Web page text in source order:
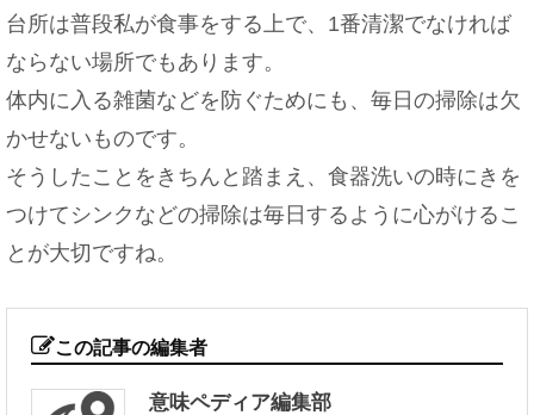
台所は普段私が食事をする上で、1番清潔でなければ
ならない場所でもあります。
体内に入る雑菌などを防ぐためにも、毎日の掃除は欠
かせないものです。
そうしたことをきちんと踏まえ、食器洗いの時にきを
つけてシンクなどの掃除は毎日するように心がけるこ
とが大切ですね。
この記事の編集者
意味ペディア編集部